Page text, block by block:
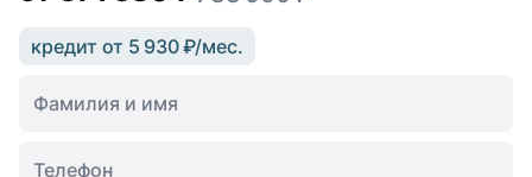
кредит от 5 930 ₽/мес.